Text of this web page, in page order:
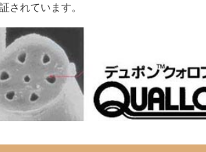
されています。